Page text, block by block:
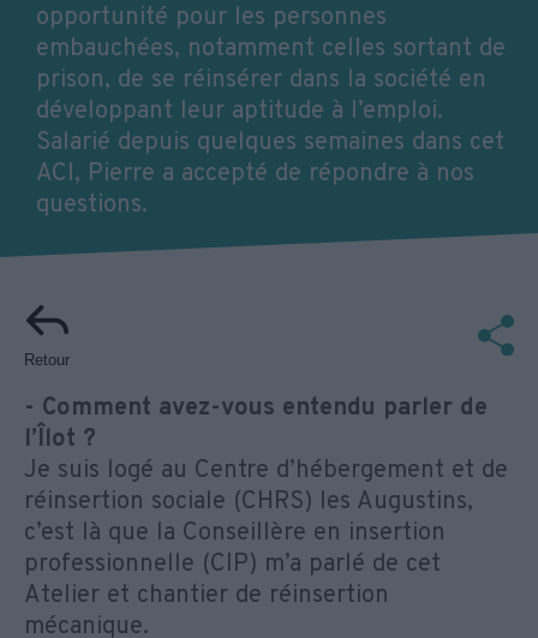
opportunité pour les personnes
embauchées, notamment celles sortant de
prison, de se réinsérer dans la société en
développant leur aptitude à l’emploi.
Salarié depuis quelques semaines dans cet
ACI, Pierre a accepté de répondre à nos
questions.
Retour
- Comment avez-vous entendu parler de
l’Îlot ?
Je suis logé au Centre d’hébergement et de
réinsertion sociale (CHRS) les Augustins,
c’est là que la Conseillère en insertion
professionnelle (CIP) m’a parlé de cet
Atelier et chantier de réinsertion
mécanique.